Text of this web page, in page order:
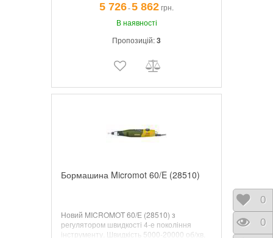
5 726¯5 862грн.
В наявності
Пропозицій:3
Бормашина Micromot 60/E (28510)
Новий MICROMOT 60/Е (28510) з
регулятором швидкості 4-е покоління
інструменту. Швидкість 5000-20000 об/хв.
0
0